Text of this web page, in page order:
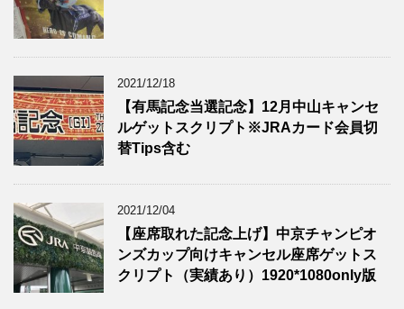
2021/12/18
【有馬記念当選記念】12月中山キャンセ
ルゲットスクリプト※JRAカード会員切
替Tips含む
2021/12/04
【座席取れた記念上げ】中京チャンピオ
ンズカップ向けキャンセル座席ゲットス
クリプト（実績あり）1920*1080only版